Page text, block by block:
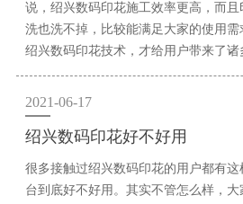
说，绍兴数码印花施工效率更高，而且
洗也洗不掉，比较能满足大家的使用
绍兴数码印花技术，才给用户带来了诸
2021-06-17
绍兴数码印花好不好用
很多接触过绍兴数码印花的用户都有
台到底好不好用。其实不管怎么样，